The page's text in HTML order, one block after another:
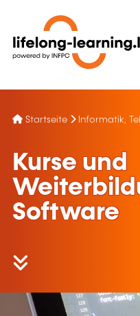
Startseite Informatik,
Kurse und
Software